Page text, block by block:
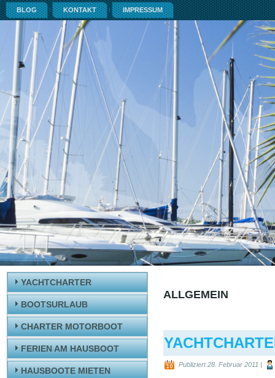
BLOG KONTAKT IMPRESSUM
YACHTCHARTER
BOOTSURLAUB
CHARTER MOTORBOOT
FERIEN AM HAUSBOOT
HAUSBOOTE MIETEN
ALLGEMEIN
Publiziert 28. Februar 2011 |